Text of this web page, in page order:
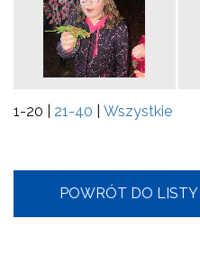
1-20 21-40 Wszystkie